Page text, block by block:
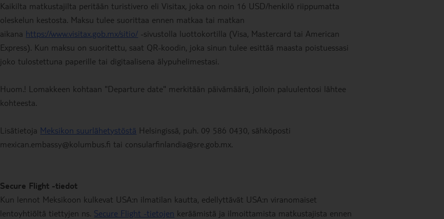
Kaikilta matkustajilta peritään turistivero eli Visitax, joka on noin 16 USD/henkilö riippumatta
oleskelun kestosta. Maksu tulee suorittaa ennen matkaa tai matkan
aikana https://www.visitax.gob.mx/sitio/ -sivustolla luottokortilla (Visa, Mastercard tai American
Express). Kun maksu on suoritettu, saat QR-koodin, joka sinun tulee esittää maasta poistuessasi
joko tulostettuna paperille tai digitaalisena älypuhelimestasi.
Huom.! Lomakkeen kohtaan "Departure date" merkitään päivämäärä, jolloin paluulentosi lähtee
kohteesta.
Lisätietoja Meksikon suurlähetystöstä Helsingissä, puh. 09 586 0430, sähköposti
mexican.embassy@kolumbus.fi tai consularfinlandia@sre.gob.mx.
Secure Flight -tiedot
Kun lennot Meksikoon kulkevat USA:n ilmatilan kautta, edellyttävät USA:n viranomaiset
lentoyhtiöltä tiettyjen ns. Secure Flight -tietojen keräämistä ja ilmoittamista matkustajista ennen